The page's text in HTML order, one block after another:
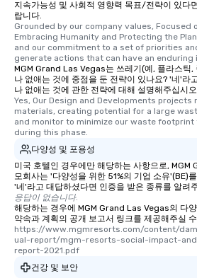
지속가능성 및 사회적 영향력 목표/전략이 있다
랍니다.
Grounded by our company values, Focused
Embracing Humanity and Protecting the
and our commitment to a set of priorities
generate actions that can have an enduring
MGM Grand Las Vegas는 쓰레기(예, 플라스틱,
나 없애는 것에 중점을 둔 전략이 있나요? '네'라
나 없애는 것에 관한 전략에 대해 설명해주십시
Yes, Our Design and Developments
materials, creating potential for a large
and monitor to minimize our waste footprint
during this phase.
다양성 및 포용성
미국 호텔인 경우에만 해당하는 사항으로,
모회사는 '다양성을 위한 51%의 기업 소유'(BE)
'네'라고 대답하셨다면 인증을 받은 종류를 알려
응답이 없습니다.
해당하는 경우에 MGM Grand Las Vegas의 다
약속과 계획의 공개 보고서 링크를 제공해주실
https://www.mgmresorts.com/content/
ual-report/mgm-resorts-social-impact-
report-2021.pdf
건강 및 보안